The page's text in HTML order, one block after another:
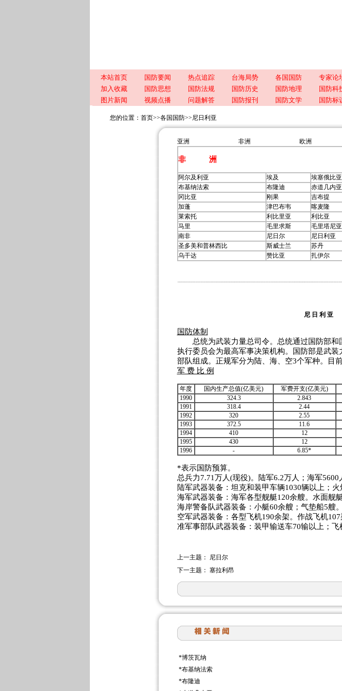
本站首页 国防要闻 热点追踪 台海局势 各国国防 专家论
加入收藏
国防思想 国防法规 国防历史 国防地理 国防科
图片新闻
视频点播 问题解答 国防报刊 国防文学 国防标
您的位置： 首页>>各国国防>>尼日利亚
亚洲 非洲 欧洲
非 洲
阿尔及利亚 埃及 埃塞俄比亚
布基纳法索
布隆迪 赤道几内亚
冈比亚
刚果 吉布提
加蓬
津巴布韦 喀麦隆
莱索托
利比里亚 利比亚
马里
毛里求斯 毛里塔尼亚
南非
尼日尔 尼日利亚
圣多美和普林西比
斯威士兰 苏丹
乌干达
赞比亚 扎伊尔
尼 日 利 亚
国防体制
总统为武装力量总司令。总统通过国防部和
执行委员会为最高军事决策机构。国防部是武
部队组成。正规军分为陆、海、空3个军种。目
军 费 比 例
年度 国内生产总值(亿美元) 军费开支(亿美元)
1990
324.3 2.843
1991
318.4 2.44
1992
320 2.55
1993
372.5 11.6
1994
410 12
1995
430 12
1996
- 6.85*
*表示国防预算。
总兵力7.71万人(现役)。陆军6.2万人；海军5600
陆军武器装备：坦克和装甲车辆1030辆以上；
海军武器装备：海军各型舰艇120余艘。水面舰
海岸警备队武器装备：小艇60余艘；气垫船5艘。
空军武器装备：各型飞机190余架。作战飞机
准军事部队武器装备：装甲输送车70输以上；飞
上一主题：
尼日尔
下一主题： 塞拉利昂
*博茨瓦纳
*布基纳法索
*布隆迪